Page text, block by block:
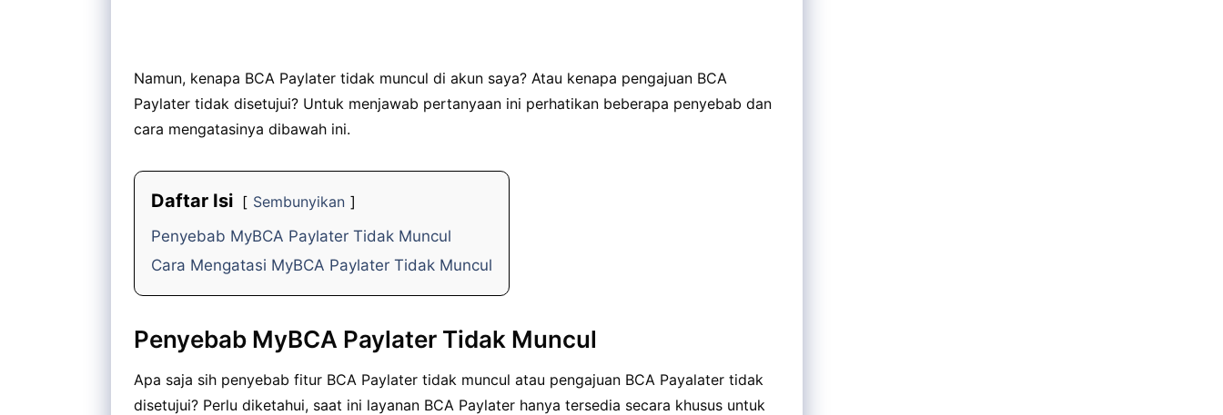
Namun, kenapa BCA Paylater tidak muncul di akun saya? Atau kenapa pengajuan BCA
Paylater tidak disetujui? Untuk menjawab pertanyaan ini perhatikan beberapa penyebab dan
cara mengatasinya dibawah ini.
Daftar Isi
Sembunyikan
Penyebab MyBCA Paylater Tidak Muncul
Cara Mengatasi MyBCA Paylater Tidak Muncul
Penyebab MyBCA Paylater Tidak Muncul
Apa saja sih penyebab fitur BCA Paylater tidak muncul atau pengajuan BCA Payalater tidak
disetujui? Perlu diketahui, saat ini layanan BCA Paylater hanya tersedia secara khusus untuk